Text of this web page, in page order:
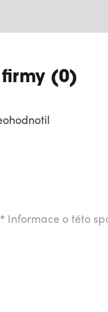
(0)
* Informace o této